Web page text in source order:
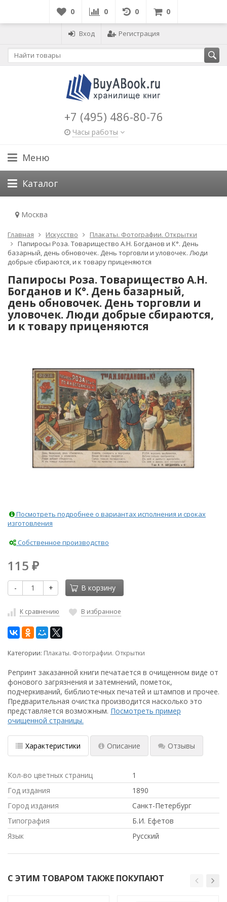
0 0 0 0
Вход Регистрация
+7 (495) 486-80-76
Часы работы
Меню
Каталог
Москва
Главная Искусство
Плакаты. Фотографии. Открытки
Папиросы Роза. Товарищество А.Н. Богданов и К°. День
базарный, день обновочек. День торговли и уловочек. Люди
добрые сбираются, и к товару приценяются
Папиросы Роза. Товарищество А.Н.
Богданов и К°. День базарный,
день обновочек. День торговли и
уловочек. Люди добрые сбираются,
и к товару приценяются
Посмотреть подробнее о вариантах исполнения и сроках
изготовления
Собственное производство
115 ₽
- + В корзину
К сравнению В избранное
Категории: Плакаты. Фотографии. Открытки
Репринт заказанной книги печатается в очищенном виде от
фонового загрязнения и затемнений, пометок,
подчеркиваний, библиотечных печатей и штампов и прочее.
Предварительная очистка производится насколько это
представляется возможным. Посмотреть пример
очищенной страницы.
Характеристики Описание Отзывы
Кол-во цветных страниц
1
Год издания
1890
Город издания
Санкт-Петербург
Типография
Б.И. Ефетов
Язык
Русский
С ЭТИМ ТОВАРОМ ТАКЖЕ ПОКУПАЮТ